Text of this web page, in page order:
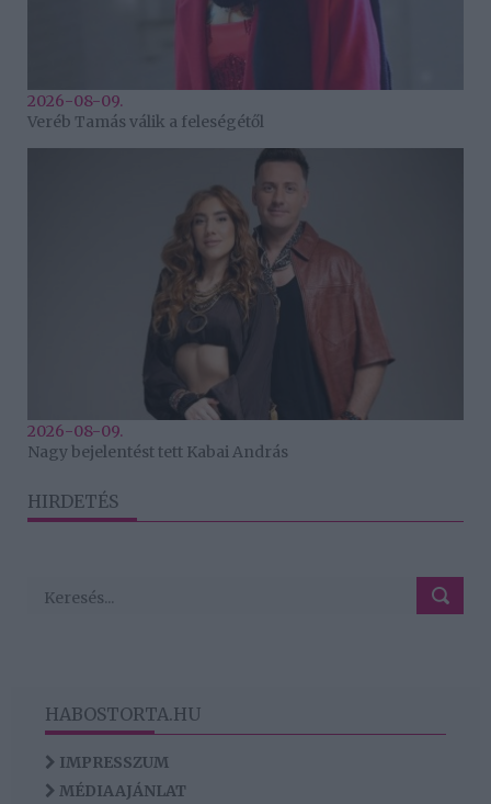
2026-08-09.
Veréb Tamás válik a feleségétől
2026-08-09.
Nagy bejelentést tett Kabai András
HIRDETÉS
HABOSTORTA.HU
IMPRESSZUM
MÉDIAAJÁNLAT